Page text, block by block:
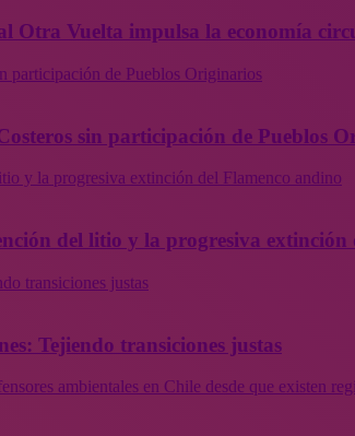
Otra Vuelta impulsa la economía
participación de Pueblos Originarios
sin participación de Pueblos
y la progresiva extinción del Flamenco andino
del litio y la progresiva extinción
transiciones justas
Tejiendo transiciones justas
ambientales en Chile desde que existen